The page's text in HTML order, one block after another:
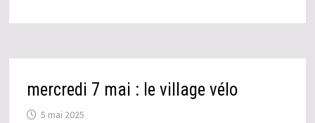
ST-
mercredi 7 mai : le village vélo
5 mai 2025